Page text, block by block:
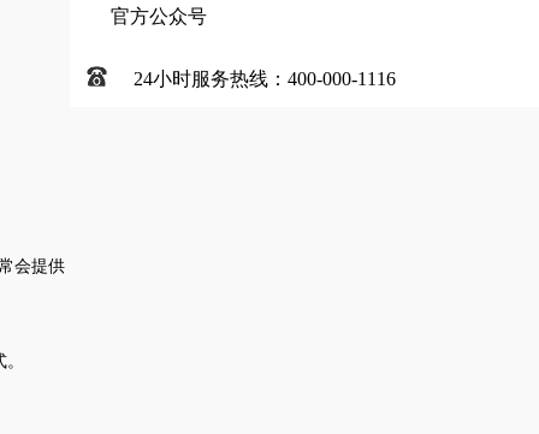
会提供
官方公众号
24小时服务热线：400-000-1116